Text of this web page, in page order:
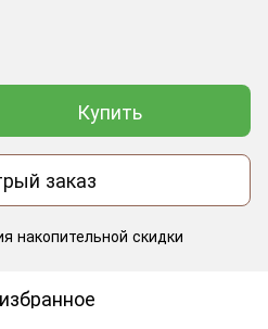
Купить
заказ
накопительной скидки